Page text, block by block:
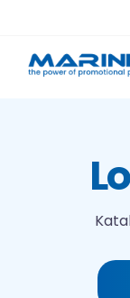
content
Tehnologije